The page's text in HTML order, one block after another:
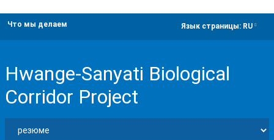
Что мы делаем Язык страницы: RU
Hwange-Sanyati Biological
Corridor Project